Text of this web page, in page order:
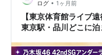
ログ • 1ヶ月前
【東京体育館ライブ
東京駅・品川どこに